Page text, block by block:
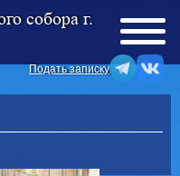
собора г.
Подать записку